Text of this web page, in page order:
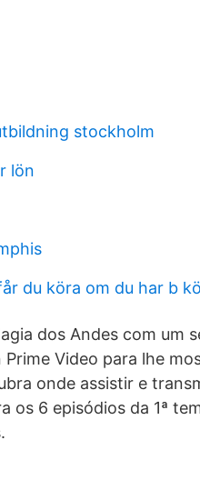
stockholm
lön
du köra om du har b
dos Andes com um
Video para lhe
onde assistir e
os 6 episódios da 1ª